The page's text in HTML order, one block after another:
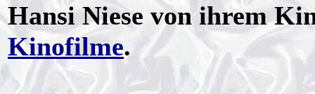
Hansi Niese von ihrem
Kinofilme.